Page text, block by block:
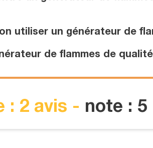
utiliser un générateur de
de flammes de
: 2 avis - note : 5